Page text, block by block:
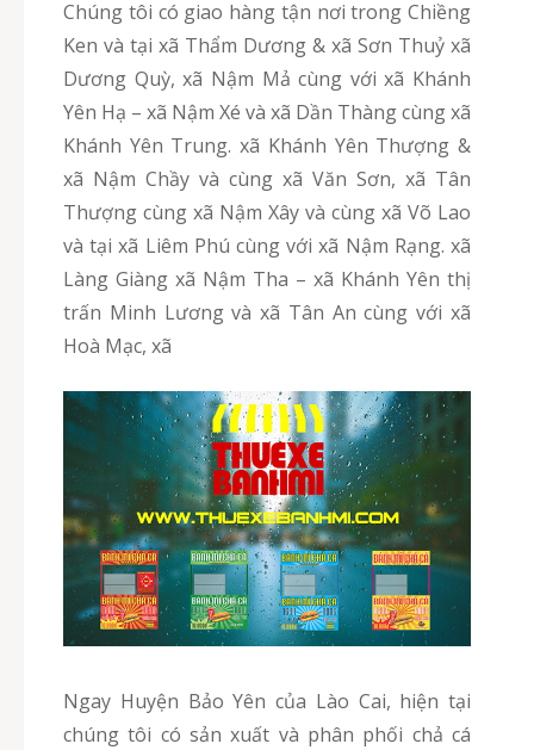
Chúng tôi có giao hàng tận nơi trong Chiềng
Ken và tại xã Thẩm Dương & xã Sơn Thuỷ xã
Dương Quỳ, xã Nậm Mả cùng với xã Khánh
Yên Hạ – xã Nậm Xé và xã Dần Thàng cùng xã
Khánh Yên Trung. xã Khánh Yên Thượng &
xã Nậm Chầy và cùng xã Văn Sơn, xã Tân
Thượng cùng xã Nậm Xây và cùng xã Võ Lao
và tại xã Liêm Phú cùng với xã Nậm Rạng. xã
Làng Giàng xã Nậm Tha – xã Khánh Yên thị
trấn Minh Lương và xã Tân An cùng với xã
Hoà Mạc, xã
Ngay Huyện Bảo Yên của Lào Cai, hiện tại
chúng tôi có sản xuất và phân phối chả cá